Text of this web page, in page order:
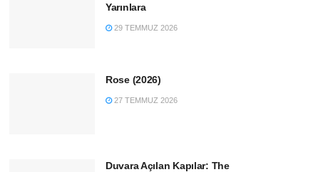
Yarınlara
29 TEMMUZ 2026
Rose (2026)
27 TEMMUZ 2026
Duvara Açılan Kapılar: The